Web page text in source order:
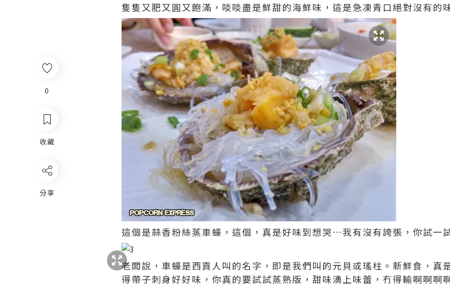
0
收藏
分享
隻隻又肥又圓又飽滿，啖啖盡是鮮甜的海鮮味，這是急凍青口絕對沒有的
這個是蒜香粉絲蒸車蠔，這個，真是好味到想哭…我有沒有誇張，你試一
老闆說，車蠔是西貢人叫的名字，即是我們叫的元貝或瑤柱。新鮮食，真
得帶子刺身好好味，你真的要試試蒸熟版，甜味湧上味蕾，冇得輸啊啊啊